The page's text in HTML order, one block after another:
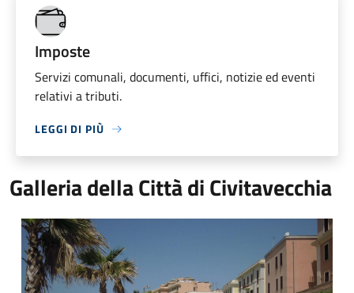
Imposte
Servizi comunali, documenti, uffici, notizie ed eventi
relativi a tributi.
LEGGI DI PIÙ
Galleria della Città di Civitavecchia
La Nassa